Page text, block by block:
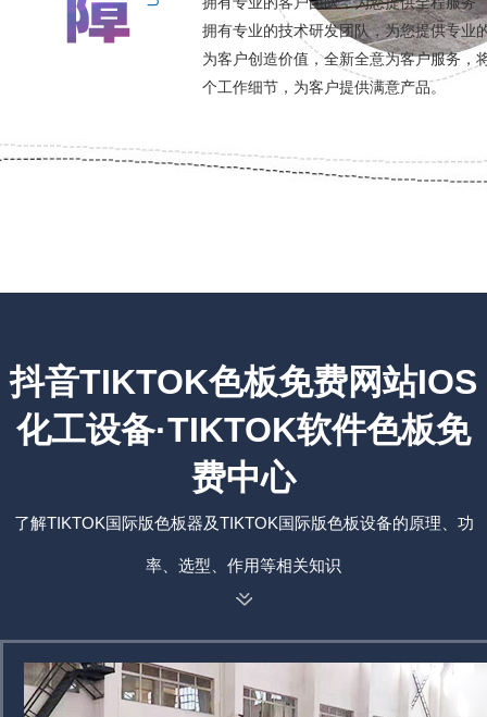
拥有专业的技术研发团队，为您提供专业
为客户创造价值，全新全意为客户服务
个工作细节，为客户提供满意产品。
抖音TIKTOK色板免费网站IOS
化工设备·TIKTOK软件色板免
费中心
了解TIKTOK国际版色板器及TIKTOK国际版色板设备的原理、功
率、选型、作用等相关知识